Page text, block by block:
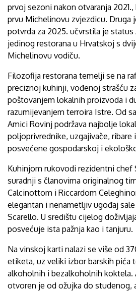
prvoj sezoni nakon otvaranja
prvu Michelinovu zvjezdicu. Druga
potvrda za 2025. učvrstila je status
jedinog restorana u Hrvatskoj s
Michelinovu vodiču.
Filozofija restorana temelji se na
preciznoj kuhinji, vođenoj strašću
poštovanjem lokalnih proizvoda i
razumijevanjem terroira Istre. Od
Amici Rovinj podržava najbolje
poljoprivrednike, uzgajivače, ribare
posvećene gospodarskoj i
Kuhinjom rukovodi rezidentni chef
suradnji s članovima originalnog
Calcinottom i Riccardom
elegantan i nenametljiv ugođaj
Scarello. U središtu cijelog
posvećuje ista pažnja kao i tanjuru.
Na vinskoj karti nalazi se više od
etiketa, uz veliki izbor barskih pića
alkoholnih i bezalkoholnih koktela.
otvoren je od ožujka do studenog,